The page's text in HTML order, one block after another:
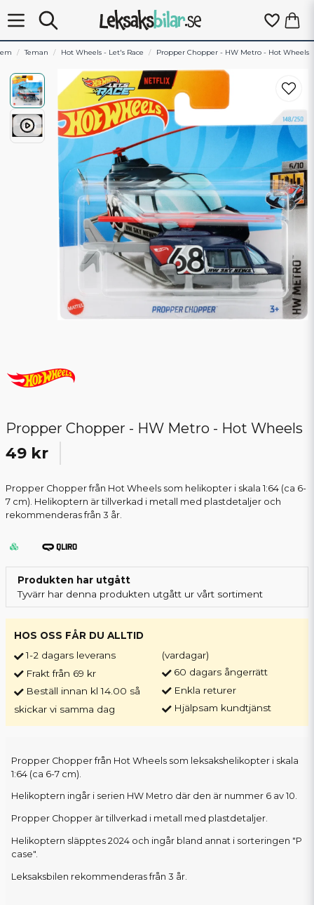
Teman Hot Wheels - Let's Race Propper Chopper - HW Metro - Hot Wheels
Propper Chopper - HW Metro - Hot Wheels
49 kr
Propper Chopper från Hot Wheels som helikopter i skala 1:64 (ca 6-
7 cm). Helikoptern är tillverkad i metall med plastdetaljer och
rekommenderas från 3 år.
Produkten har utgått
Tyvärr har denna produkten utgått ur vårt sortiment
HOS OSS FÅR DU ALLTID
1-2 dagars leverans
Frakt från 69 kr
Beställ innan kl 14.00 så
skickar vi samma dag
(vardagar)
60 dagars ångerrätt
Enkla returer
Hjälpsam kundtjänst
Propper Chopper från Hot Wheels som leksakshelikopter i skala
1:64 (ca 6-7 cm).
Helikoptern ingår i serien HW Metro där den är nummer 6 av 10.
Propper Chopper är tillverkad i metall med plastdetaljer.
Helikoptern släpptes 2024 och ingår bland annat i sorteringen "P
case".
Leksaksbilen rekommenderas från 3 år.